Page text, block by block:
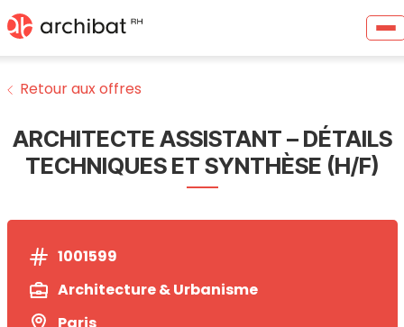
Retour aux offres
ARCHITECTE ASSISTANT – DÉTAILS
TECHNIQUES ET SYNTHÈSE (H/F)
1001599
Architecture & Urbanisme